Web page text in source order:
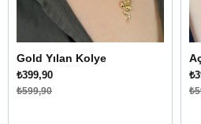
Gold Yılan Kolye
₺399,90
₺599,90